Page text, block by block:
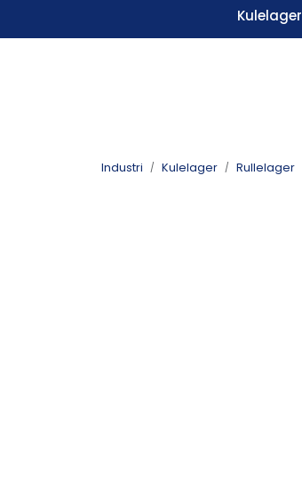
Kulelager
Industri Kulelager Rullelager